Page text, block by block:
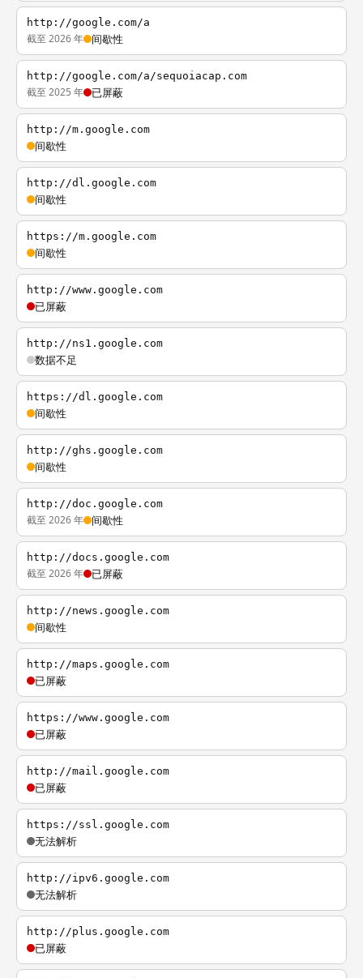
http://google.com/a
截至 2026 年 间歇性
http://google.com/a/sequoiacap.com
截至 2025 年 已屏蔽
http://m.google.com
间歇性
http://dl.google.com
间歇性
https://m.google.com
间歇性
http://www.google.com
已屏蔽
http://ns1.google.com
数据不足
https://dl.google.com
间歇性
http://ghs.google.com
间歇性
http://doc.google.com
截至 2026 年 间歇性
http://docs.google.com
截至 2026 年 已屏蔽
http://news.google.com
间歇性
http://maps.google.com
已屏蔽
https://www.google.com
已屏蔽
http://mail.google.com
已屏蔽
https://ssl.google.com
无法解析
http://ipv6.google.com
无法解析
http://plus.google.com
已屏蔽